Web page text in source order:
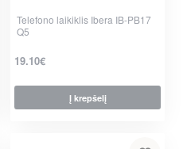
Telefono laikiklis Ibera IB-PB17
Q5
19.10€
Į krepšelį